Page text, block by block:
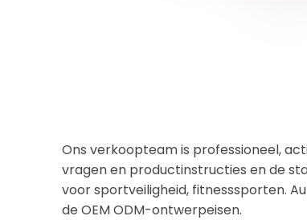
Ons verkoopteam is professioneel,
vragen en productinstructies en de
voor sportveiligheid, fitnesssporten.
de OEM ODM-ontwerpeisen.